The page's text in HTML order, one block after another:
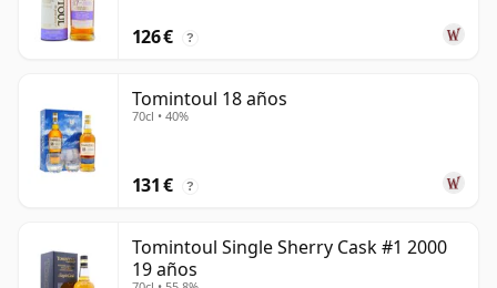
126 € ?
Tomintoul 18 años
70cl • 40%
131 € ?
Tomintoul Single Sherry Cask #1 2000
19 años